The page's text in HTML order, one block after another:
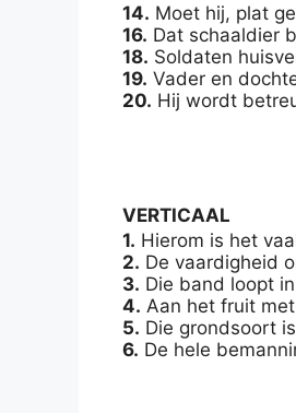
14. Moet hij, plat
16. Dat schaaldier
18. Soldaten
19. Vader en
20. Hij wordt
VERTICAAL
1. Hierom is het
2. De vaardigheid
3. Die band loopt
4. Aan het fruit
5. Die grondsoort
6. De hele